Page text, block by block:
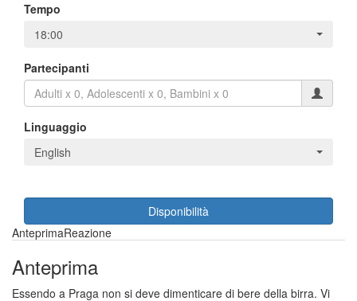
Tempo
18:00
Partecipanti
Linguaggio
English
Disponibilità
AnteprimaReazione
Anteprima
Essendo a Praga non si deve dimenticare di bere della birra. Vi